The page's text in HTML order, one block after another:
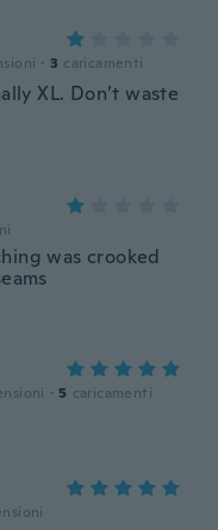
· 3 caricamenti
XL. Don’t waste
was crooked
· 5 caricamenti